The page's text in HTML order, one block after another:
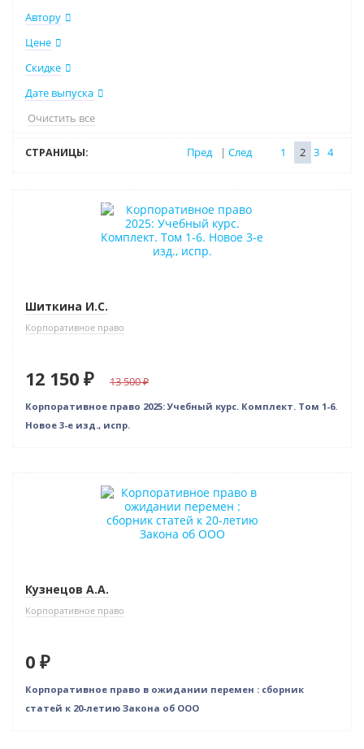
Автору
Цене
Скидке
Дате выпуска
Очистить все
СТРАНИЦЫ: Пред | След 1 2 3 4
–10% (скидка 1350 ₽)
Шиткина И.С.
Корпоративное право
12 150 ₽ 13 500
Корпоративное право 2025: Учебный курс. Комплект. Том 1-6.
Новое 3-е изд., испр.
Нет в наличии
Кузнецов А.А.
Корпоративное право
0 ₽
Корпоративное право в ожидании перемен : сборник
статей к 20-летию Закона об ООО